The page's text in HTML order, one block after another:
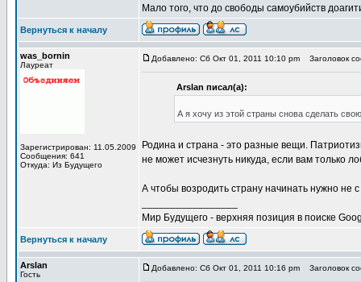
Мало того, что до свободы самоубийств
Вернуться к началу
was_bornin
Лауреат
Зарегистрирован: 11.05.2009
Сообщения: 641
Откуда: Из Будущего
Добавлено: Сб Окт 01, 2011 10:10 pm Заголовок
Arslan писал(а):
А я хочу из этой страны снова сделать
Родина и страна - это разные вещи.
не может исчезнуть никуда, если вам только
А чтобы возродить страну начинать нужно не
Мир Будущего - верхняя позиция в поиске
Вернуться к началу
Arslan
Гость
Добавлено: Сб Окт 01, 2011 10:16 pm Заголовок